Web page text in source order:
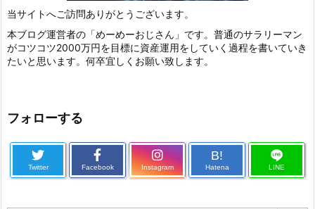
当サイトへご訪問ありがとうございます。
本ブログ運営者の「めーめーおじさん」です。普通のサラリーマン
がコツコツ2000万円を目標に資産運用をしていく過程を書いていき
たいと思います。何卒宜しくお願い致します。
フォローする
Twitter Facebook Instagram
B!
Hatena LINE